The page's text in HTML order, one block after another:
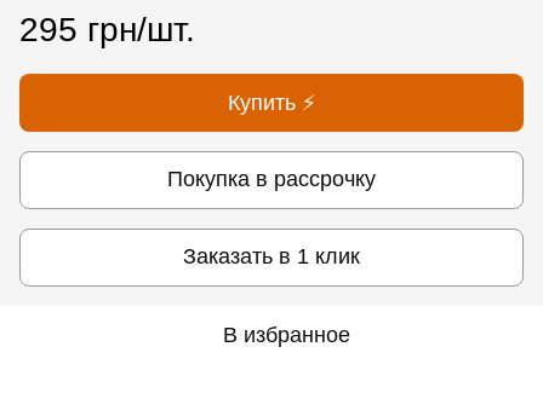
295 грн/шт.
Купить ⚡
Покупка в рассрочку
Заказать в 1 клик
В избранное